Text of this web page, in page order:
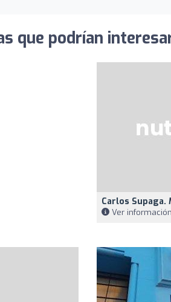
que podrían
Carlos Supaga.
Ver